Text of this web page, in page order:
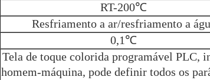
RT-200℃
Resfriamento a ar/resfriamento a
0,1℃
Tela de toque colorida programável PLC,
homem-máquina, pode definir todos os